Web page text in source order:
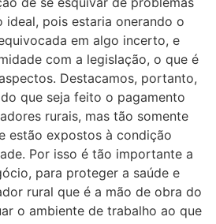
ideal, pois estaria onerando o
em algo incerto, e
com a legislação, o que é
Destacamos, portanto,
que seja feito o pagamento
rurais, mas tão somente
estão expostos à condição
Por isso é tão importante a
para proteger a saúde e
rural que é a mão de obra do
o ambiente de trabalho ao que